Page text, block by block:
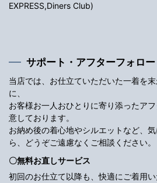
EXPRESS,Diners Club)
サポート・アフターフォロー
当店では、お仕立ていただいた一着を
に、
お客様お一人おひとりに寄り添ったア
意しております。
お納め後の着心地やシルエットなど、
ら、どうぞご遠慮なくご相談ください。
〇無料お直しサービス
初回のお仕立て以降も、快適にご着用